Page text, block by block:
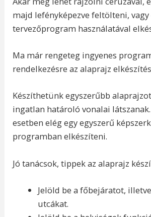
majd lefényképezve feltölteni, vagy
tervezőprogram használatával
Ma már rengeteg ingyenes
rendelkezésre az alaprajz
Készíthetünk egyszerűbb
ingatlan határoló vonalai látszanak.
esetben elég egy egyszerű
programban elkészíteni.
Jó tanácsok, tippek az alaprajz
Jelöld be a főbejáratot,
utcákat.